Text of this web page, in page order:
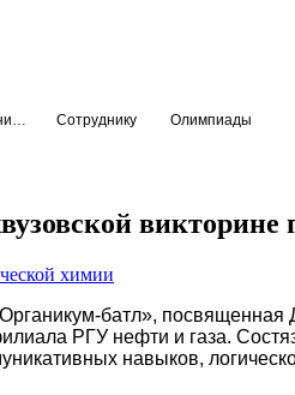
Сотруднику Олимпиады
викторине
батл»,
РГУ нефти и газа.
навыков,